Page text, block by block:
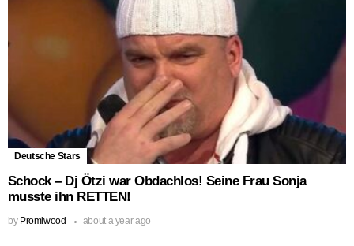
Deutsche Stars
Schock – Dj Ötzi war Obdachlos! Seine Frau Sonja
musste ihn RETTEN!
by Promiwood about a year ago